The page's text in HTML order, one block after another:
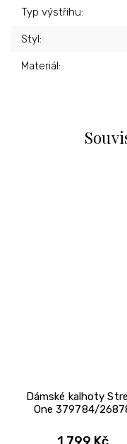
Dámské kalhoty
One 379784/
1 799 Kč
Typ výstřihu:
Styl:
Materiál: